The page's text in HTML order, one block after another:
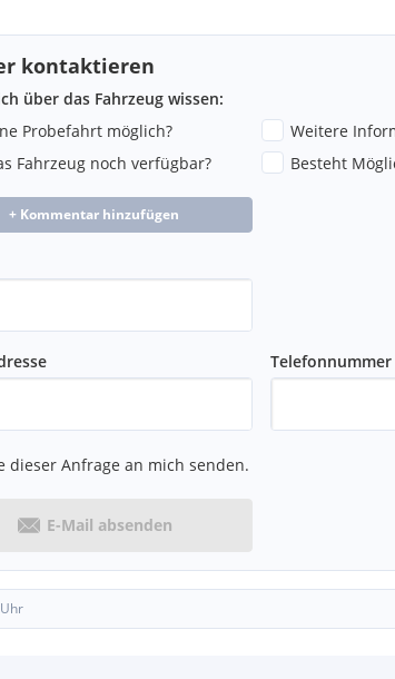
215/55 R17 Bereifung
kontaktieren
über das Fahrzeug wissen:
Probefahrt möglich?
Weitere
Fahrzeug noch verfügbar?
Besteht
+ Kommentar hinzufügen
Telefonnummer
dieser Anfrage an mich senden.
E-Mail absenden
Uhr